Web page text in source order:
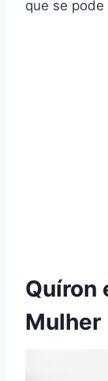
que se
Quíron
Mulher